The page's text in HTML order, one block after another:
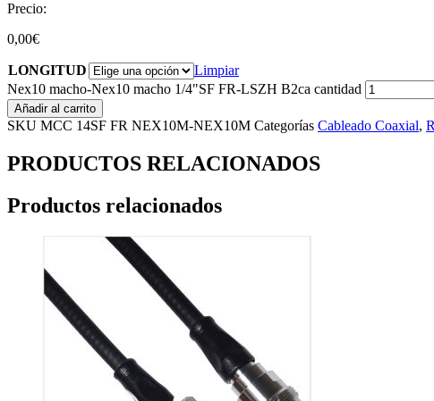
Precio:
0,00€
LONGITUD
Limpiar
Nex10 macho-Nex10 macho 1/4"SF FR-LSZH B2ca cantidad
Añadir al carrito
SKU MCC 14SF FR NEX10M-NEX10M Categorías Cableado Coaxial,
PRODUCTOS RELACIONADOS
Productos relacionados